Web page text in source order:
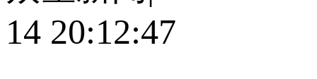
14 20:12:47